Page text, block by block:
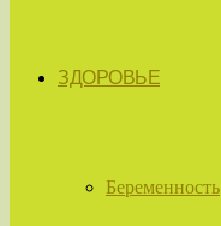
ЗДОРОВЬЕ
Беременность